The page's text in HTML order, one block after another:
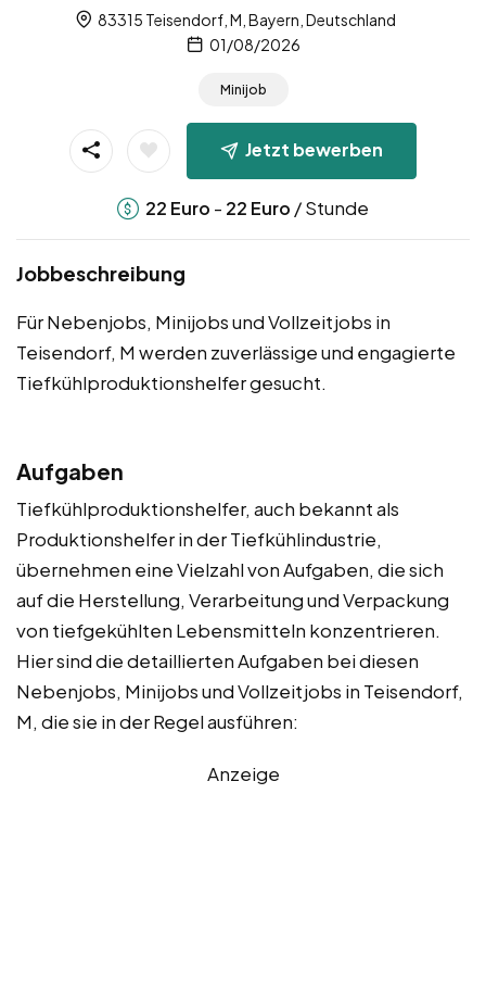
83315 Teisendorf, M, Bayern, Deutschland
01/08/2026
Minijob
Jetzt bewerben
22 Euro - 22 Euro / Stunde
Jobbeschreibung
Für Nebenjobs, Minijobs und Vollzeitjobs in
Teisendorf, M werden zuverlässige und engagierte
Tiefkühlproduktionshelfer gesucht.
Aufgaben
Tiefkühlproduktionshelfer, auch bekannt als
Produktionshelfer in der Tiefkühlindustrie,
übernehmen eine Vielzahl von Aufgaben, die sich
auf die Herstellung, Verarbeitung und Verpackung
von tiefgekühlten Lebensmitteln konzentrieren.
Hier sind die detaillierten Aufgaben bei diesen
Nebenjobs, Minijobs und Vollzeitjobs in Teisendorf,
M, die sie in der Regel ausführen:
Anzeige